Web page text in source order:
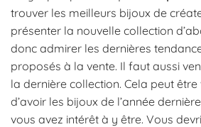
trouver les meilleurs bijoux de
présenter la nouvelle collection
donc admirer les dernières
proposés à la vente. Il faut aussi
la dernière collection. Cela peut
d’avoir les bijoux de l’année
vous avez intérêt à y être. Vous